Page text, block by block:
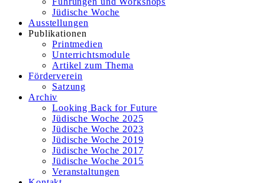
Jüdische Woche
Ausstellungen
Publikationen
Printmedien
Unterrichtsmodule
Artikel zum Thema
Förderverein
Satzung
Archiv
Looking Back for Future
Jüdische Woche 2025
Jüdische Woche 2023
Jüdische Woche 2019
Jüdische Woche 2017
Jüdische Woche 2015
Veranstaltungen